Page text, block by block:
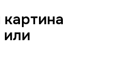
или